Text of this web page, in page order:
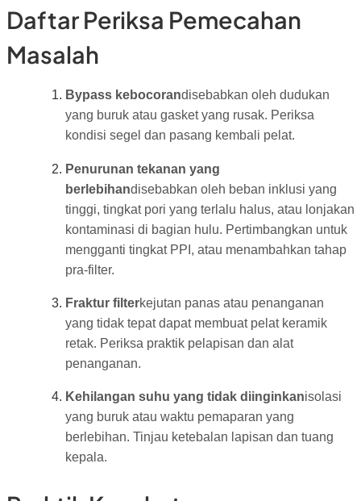
Daftar Periksa Pemecahan
Masalah
Bypass kebocorandisebabkan oleh dudukan
yang buruk atau gasket yang rusak. Periksa
kondisi segel dan pasang kembali pelat.
Penurunan tekanan yang
berlebihandisebabkan oleh beban inklusi yang
tinggi, tingkat pori yang terlalu halus, atau lonjakan
kontaminasi di bagian hulu. Pertimbangkan untuk
mengganti tingkat PPI, atau menambahkan tahap
pra-filter.
Fraktur filterkejutan panas atau penanganan
yang tidak tepat dapat membuat pelat keramik
retak. Periksa praktik pelapisan dan alat
penanganan.
Kehilangan suhu yang tidak diinginkanisolasi
yang buruk atau waktu pemaparan yang
berlebihan. Tinjau ketebalan lapisan dan tuang
kepala.